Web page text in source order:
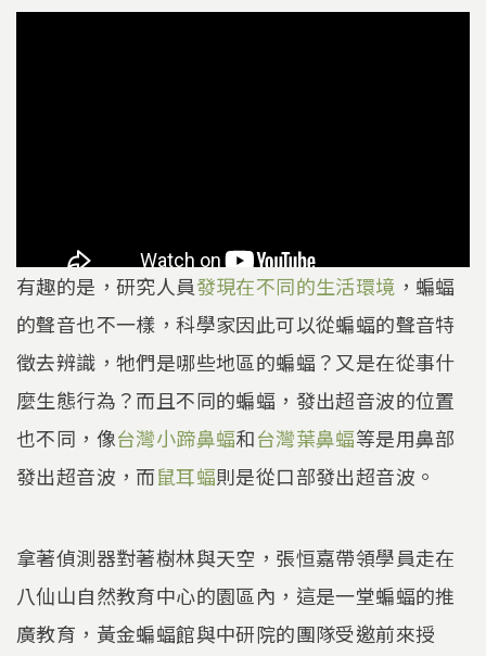
有趣的是，研究人員發現在不同的生活環境 ，蝙蝠
的聲音也不一樣，科學家因此可以從蝙蝠的聲音特
徵去辨識，牠們是哪些地區的蝙蝠？又是在從事什
麼生態行為？而且不同的蝙蝠，發出超音波的位置
也不同，像台灣小蹄鼻蝠和台灣葉鼻蝠等是用鼻部
發出超音波，而鼠耳蝠則是從口部發出超音波。
拿著偵測器對著樹林與天空，張恒嘉帶領學員走在
八仙山自然教育中心的園區內，這是一堂蝙蝠的推
廣教育，黃金蝙蝠館與中研院的團隊受邀前來授